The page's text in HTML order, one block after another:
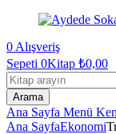
0 Alışveriş
Sepeti 0Kitap ₺0,00
Kitap
arama
Arama
Ana Sayfa Menü
Ana SayfaEkonomi